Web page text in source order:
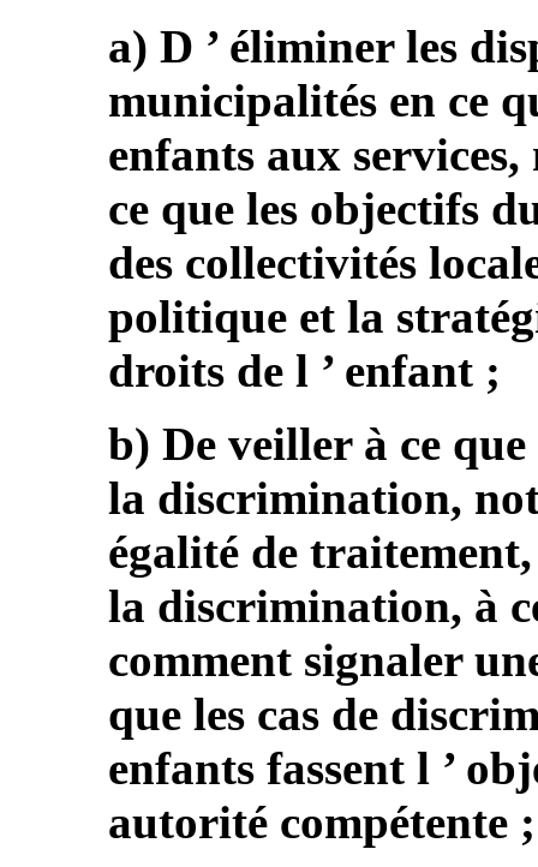
a) D ’ éliminer les
municipalités en ce
enfants aux
ce que les objectifs
des collectivités
politique et la
droits de l ’ enfant ;
b) De veiller à ce
la discrimination,
égalité de
la discrimination, à
comment signaler
que les cas de
enfants fassent l ’
autorité compétente ;